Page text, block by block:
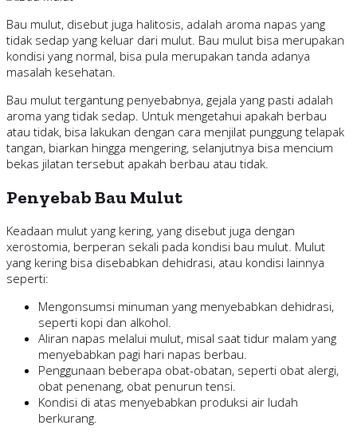
Bau mulut, disebut juga halitosis, adalah aroma napas yang
tidak sedap yang keluar dari mulut. Bau mulut bisa merupakan
kondisi yang normal, bisa pula merupakan tanda adanya
masalah kesehatan.
Bau mulut tergantung penyebabnya, gejala yang pasti adalah
aroma yang tidak sedap. Untuk mengetahui apakah berbau
atau tidak, bisa lakukan dengan cara menjilat punggung telapak
tangan, biarkan hingga mengering, selanjutnya bisa mencium
bekas jilatan tersebut apakah berbau atau tidak.
Penyebab Bau Mulut
Keadaan mulut yang kering, yang disebut juga dengan
xerostomia, berperan sekali pada kondisi bau mulut. Mulut
yang kering bisa disebabkan dehidrasi, atau kondisi lainnya
seperti:
Mengonsumsi minuman yang menyebabkan dehidrasi,
seperti kopi dan alkohol.
Aliran napas melalui mulut, misal saat tidur malam yang
menyebabkan pagi hari napas berbau.
Penggunaan beberapa obat-obatan, seperti obat alergi,
obat penenang, obat penurun tensi.
Kondisi di atas menyebabkan produksi air ludah
berkurang.